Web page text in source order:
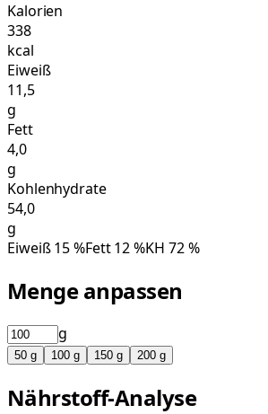
Kalorien
338
kcal
Eiweiß
11,5
g
Fett
4,0
g
Kohlenhydrate
54,0
g
Eiweiß15%Fett12%KH 72%
Menge anpassen
g
50 g 100 g 150 g 200 g
Nährstoff-Analyse